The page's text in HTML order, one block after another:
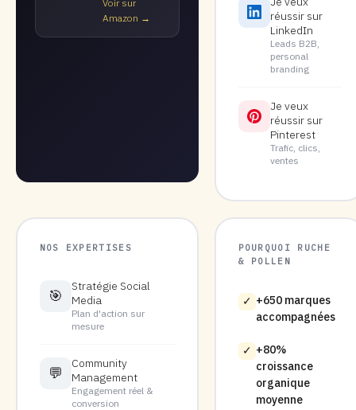
Voir sur
Amazon →
réussir sur
LinkedIn
Leads B2B,
personal
branding
Je veux
réussir sur
Pinterest
Trafic, clics,
ventes
NOS EXPERTISES
🎯
Stratégie Social
Media
Plan d'action sur
mesure
💬
Community
Management
Engagement réel &
conversion
POURQUOI RUCHE
& POLLEN
✓ +650 marques
accompagnées
✓ +80%
croissance
organique
moyenne